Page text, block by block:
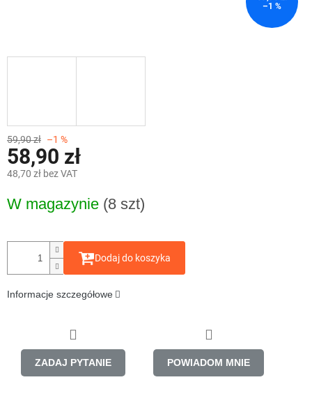
–1 %
59,90 zł –1 %
58,90 zł
48,70 zł bez VAT
jednostkowa:
W magazynie (8 szt)
Dodaj do koszyka
Informacje szczegółowe
ZADAJ PYTANIE POWIADOM MNIE